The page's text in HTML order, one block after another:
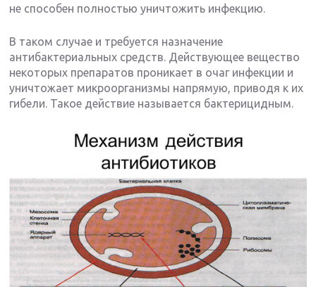
не способен полностью уничтожить инфекцию.
В таком случае и требуется назначение
антибактериальных средств. Действующее вещество
некоторых препаратов проникает в очаг инфекции и
уничтожает микроорганизмы напрямую, приводя к их
гибели. Такое действие называется бактерицидным.